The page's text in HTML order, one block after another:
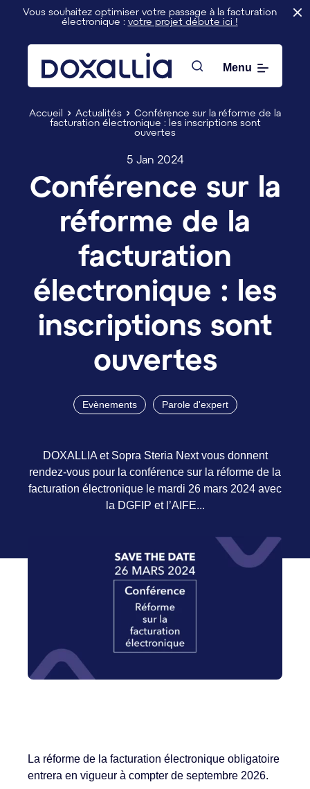
Vous souhaitez optimiser votre passage à la facturation
électronique : votre projet débute ici !
Menu
Accueil
Actualités
Conférence sur la réforme de la
facturation électronique : les inscriptions sont
ouvertes
5 Jan 2024
Conférence sur la
réforme de la
facturation
électronique : les
inscriptions sont
ouvertes
Evènements Parole d'expert
DOXALLIA et Sopra Steria Next vous donnent
rendez-vous pour la conférence sur la réforme de la
facturation électronique le mardi 26 mars 2024 avec
la DGFIP et l’AIFE...
La réforme de la facturation électronique obligatoire
entrera en vigueur à compter de septembre 2026.